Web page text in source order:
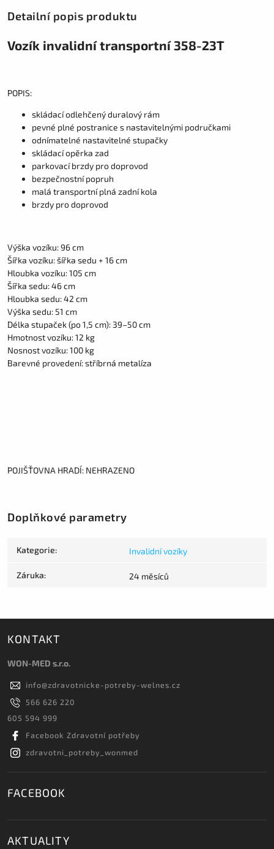
Detailní popis produktu
Vozík invalidní transportní 358-23T
POPIS:
skládací odlehčený duralový rám
pevné plné postranice s nastavitelnými područkami
odnímatelné nastavitelné stupačky
skládací opěrka zad
parkovací brzdy pro doprovod
bezpečnostní popruh
malá transportní plná zadní kola
brzdy pro doprovod
Výška vozíku: 96 cm
Šířka vozíku: šířka sedu + 16 cm
Hloubka vozíku: 105 cm
Šířka sedu: 46 cm
Hloubka sedu: 42 cm
Výška sedu: 51 cm
Délka stupaček (po 1,5 cm): 39–50 cm
Hmotnost vozíku: 12 kg
Nosnost vozíku: 100 kg
Barevné provedení: stříbrná metalíza
POJIŠŤOVNA HRADÍ: NEHRAZENO
Doplňkové parametry
Kategorie: Invalidní vozíky
Záruka: 24 měsíců
KONTAKT
WON-MED s.r.o.
info@zdravotnicke-potreby-welnes.cz
566 626 220
605 594 999
Facebook Zdravotní potřeby
zdravotni_potreby_wonmed
FACEBOOK
AKTUALITY